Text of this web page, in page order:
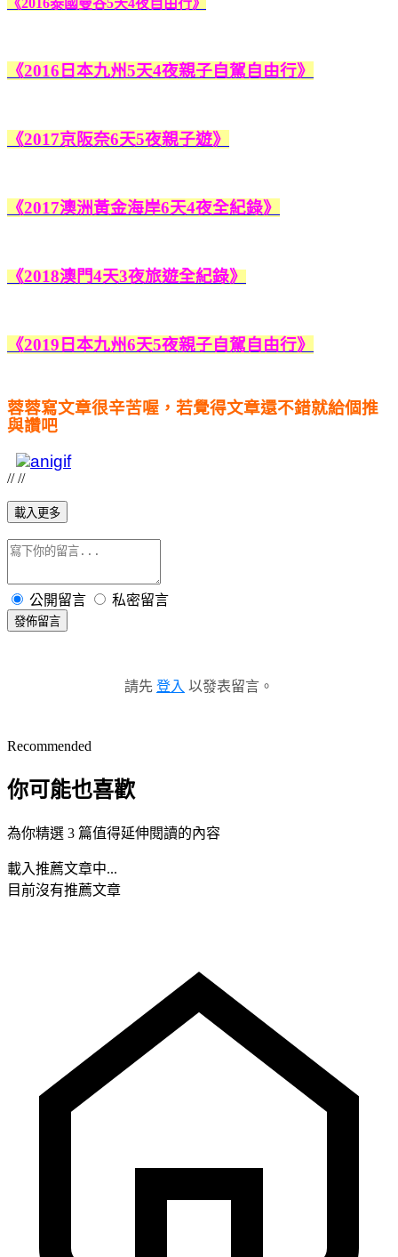
《2016日本九州5天4夜親子自駕自由行》
《2017京阪奈6天5夜親子遊》
《2017澳洲黃金海岸6天4夜全紀錄》
《2018澳門4天3夜旅遊全紀錄》
《2019日本九州6天5夜親子自駕自由行》
蓉蓉寫文章很辛苦喔，若覺得文章還不錯就給個推
與讚吧
// //
載入更多
公開留言 私密留言
發佈留言
請先 登入 以發表留言。
Recommended
你可能也喜歡
為你精選 3 篇值得延伸閱讀的內容
載入推薦文章中...
目前沒有推薦文章